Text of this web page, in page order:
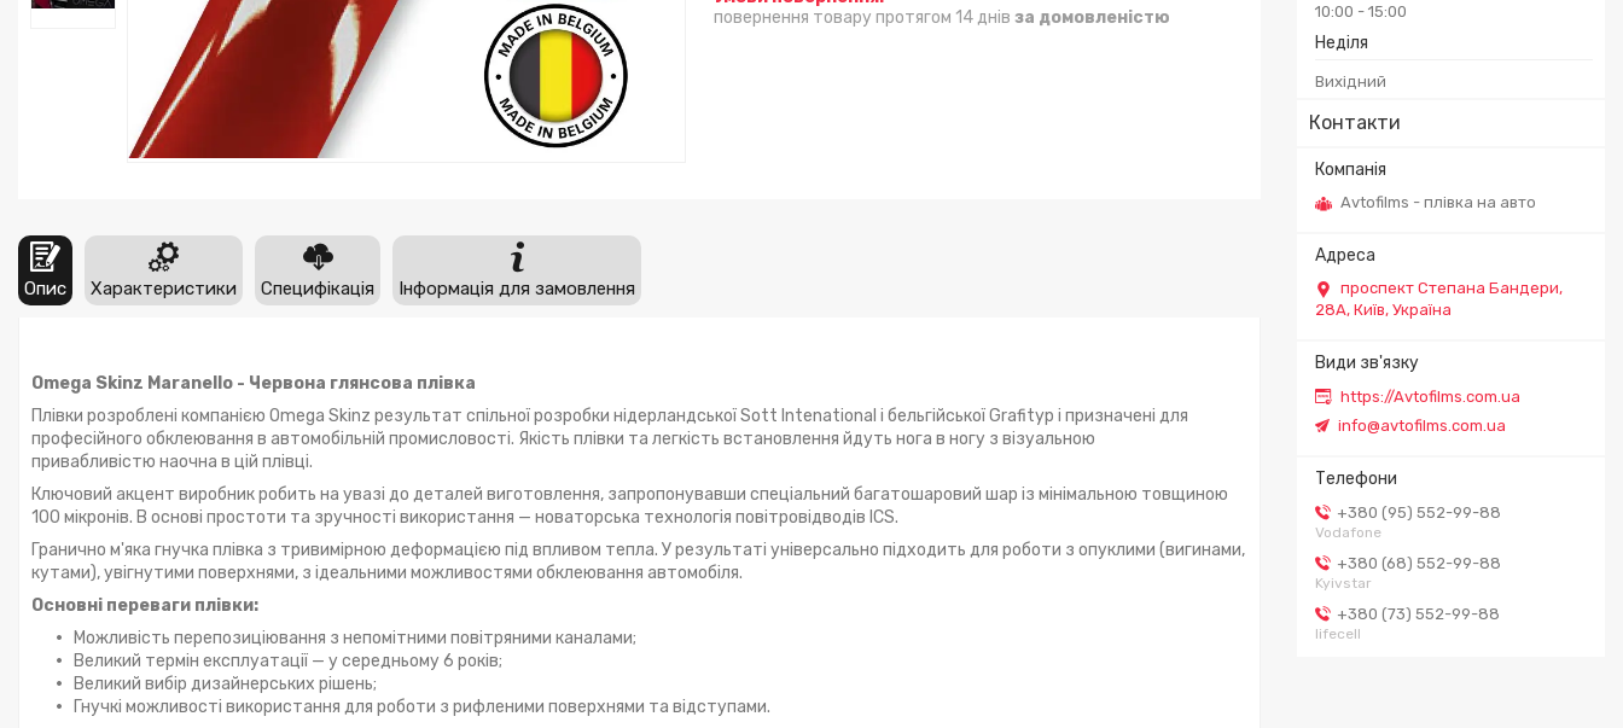
10:00 15:00
Неділя
Вихідний
Контакти
Avtofilms - плівка на авто
проспект Степана Бандери,
28А, Київ, Україна
https://Avtofilms.com.ua
info@avtofilms.com.ua
+380 (95) 552-99-88
Vodafone
+380 (68) 552-99-88
Kyivstar
+380 (73) 552-99-88
lifecell
повернення товару протягом 14 днів за домовленістю
Опис Характеристики Специфікація Інформація для замовлення
Omega Skinz Maranello - Червона глянсова плівка
Плівки розроблені компанією Omega Skinz результат спільної розробки нідерландської Sott Intenational і бельгійської Grafityp і призначені для
професійного обклеювання в автомобільній промисловості. Якість плівки та легкість встановлення йдуть нога в ногу з візуальною
привабливістю наочна в цій плівці.
Ключовий акцент виробник робить на увазі до деталей виготовлення, запропонувавши спеціальний багатошаровий шар із мінімальною товщиною
100 мікронів. В основі простоти та зручності використання — новаторська технологія повітровідводів ICS.
Гранично м'яка гнучка плівка з тривимірною деформацією під впливом тепла. У результаті універсально підходить для роботи з опуклими (вигинами,
кутами), увігнутими поверхнями, з ідеальними можливостями обклеювання автомобіля.
Основні переваги плівки:
Можливість перепозиціювання з непомітними повітряними каналами;
Великий термін експлуатації — у середньому 6 років;
Великий вибір дизайнерських рішень;
Гнучкі можливості використання для роботи з рифленими поверхнями та відступами.